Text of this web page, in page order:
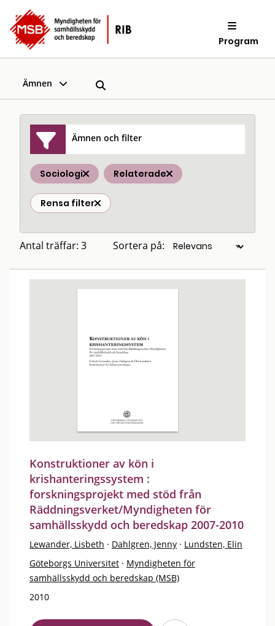
Program
Ämnen
Ämnen och filter
Sociologi Relaterade
Rensa filter
Antal träffar: 3 Sortera på:
Konstruktioner av kön i
krishanteringssystem :
forskningsprojekt med stöd från
Räddningsverket/Myndigheten för
samhällsskydd och beredskap 2007-2010
Lewander, Lisbeth · Dahlgren, Jenny · Lundsten, Elin
Göteborgs Universitet · Myndigheten för
samhällsskydd och beredskap (MSB)
2010